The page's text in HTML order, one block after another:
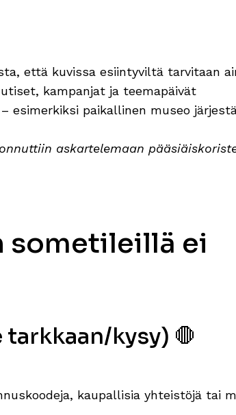
että kuvissa esiintyviltä tarvitaan
kampanjat ja teemapäivät
esimerkiksi paikallinen museo
askartelemaan
ei
kysy) 🛑
kaupallisia yhteistöjä tai